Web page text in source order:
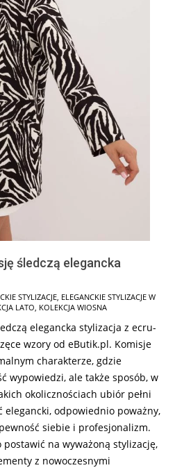
śledczą elegancka
STYLIZACJE, ELEGANCKIE STYLIZACJE W
LATO, KOLEKCJA WIOSNA
elegancka stylizacja z ecru-
wzory od eButik.pl. Komisje
charakterze, gdzie
wypowiedzi, ale także sposób, w
okolicznościach ubiór pełni
odpowiednio poważny,
siebie i profesjonalizm.
na wyważoną stylizację,
z nowoczesnymi